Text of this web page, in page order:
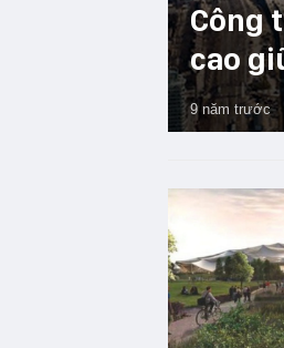
Công
cao
9 năm trước